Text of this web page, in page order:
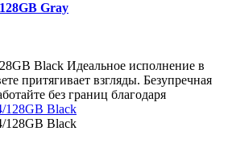
Gray
Black Идеальное исполнение в
притягивает взгляды. Безупречная
без границ благодаря